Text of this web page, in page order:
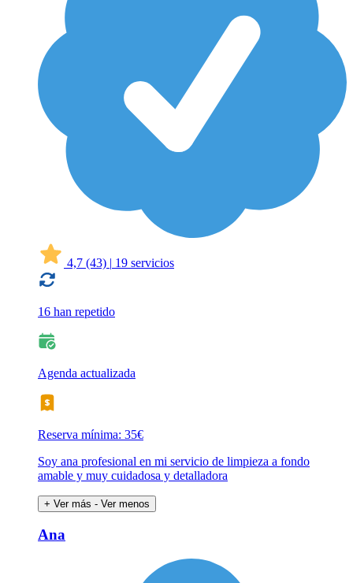
4,7 (43) | 19 servicios
16 han repetido
Agenda actualizada
Reserva mínima: 35€
Soy ana profesional en mi servicio de limpieza a fondo
amable y muy cuidadosa y detalladora
+ Ver más - Ver menos
Ana